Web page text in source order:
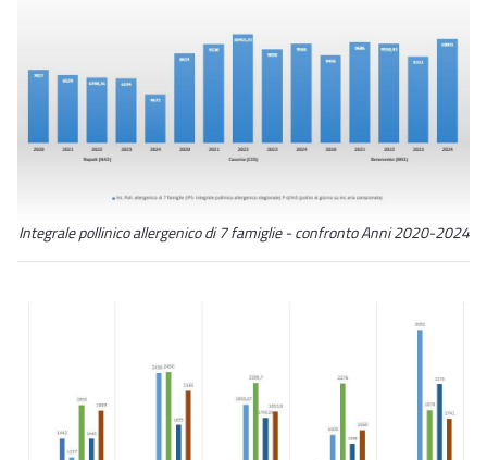
Integrale pollinico allergenico di 7 famiglie - confronto Anni 2020-2024